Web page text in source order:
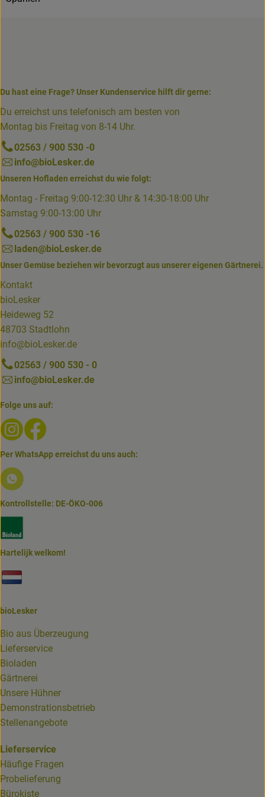
Du hast eine Frage? Unser Kundenservice hilft dir gerne:
Du erreichst uns telefonisch am besten von
Montag bis Freitag von 8-14 Uhr.
02563 / 900 530 -0
info@bioLesker.de
Unseren Hofladen erreichst du wie folgt:
Montag - Freitag 9:00-12:30 Uhr & 14:30-18:00 Uhr
Samstag 9:00-13:00 Uhr
02563 / 900 530 -16
laden@bioLesker.de
Unser Gemüse beziehen wir bevorzugt aus unserer eigenen Gärtnerei.
Kontakt
bioLesker
Heideweg 52
48703 Stadtlohn
info@bioLesker.de
02563 / 900 530 - 0
info@bioLesker.de
Folge uns auf:
Externer Link zu https://www.instagram.com/biolesker/
Per WhatsApp erreichst du uns auch:
Externer Link zu https://www.biolesker.de/lieferservice/
Kontrollstelle: DE-ÖKO-006
Hartelijk welkom!
bioLesker
Bio aus Überzeugung
Lieferservice
Bioladen
Gärtnerei
Unsere Hühner
Demonstrationsbetrieb
Stellenangebote
Lieferservice
Häufige Fragen
Probelieferung
Bürokiste